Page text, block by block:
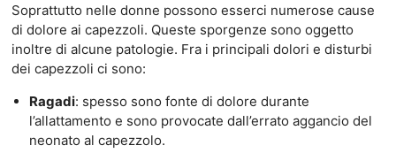
Soprattutto nelle donne possono esserci numerose cause
di dolore ai capezzoli. Queste sporgenze sono oggetto
inoltre di alcune patologie. Fra i principali dolori e disturbi
dei capezzoli ci sono:
Ragadi: spesso sono fonte di dolore durante
l’allattamento e sono provocate dall’errato aggancio del
neonato al capezzolo.